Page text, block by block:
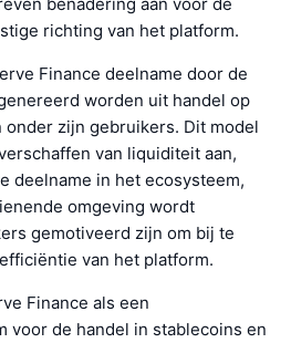
richting van het platform.
Finance deelname door de
worden uit handel op
zijn gebruikers. Dit model
van liquiditeit aan,
deelname in het ecosysteem,
omgeving wordt
gemotiveerd zijn om bij te
van het platform.
Finance als een
voor de handel in stablecoins en